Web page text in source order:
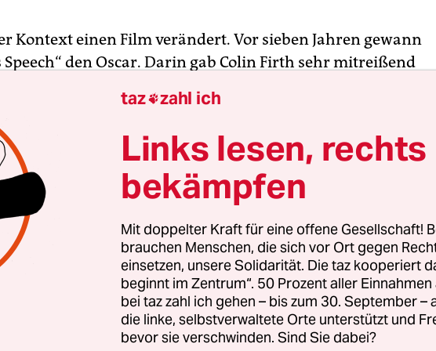
Kontext einen Film verändert. Vor sieben Jahren gewann
Speech“ den Oscar. Darin gab Colin Firth sehr mitreißend
1939 sein Volk per Radio ansprechen zu können. Es
ein packender Film, der zugleich aber hoffnungslos
erschien mit seinen im Übermaß vertrauten Techniken der
einer historischen Figur, die die anschließende
derselben nur noch pathetischer machte.
nun das gleiche Verfahren auf Winston Churchill an,
dunkelste Stunde“ kommt in seinem Zugriff keinesfalls
als „The King’s Speech“, zumal im Vergleich zu
Nolans „Dunkirk“, mit dem er die zeitliche Konzentration
Juni 1940 teilt. Aber dennoch scheint der heroisierende
taz zahl ich
Links lesen, rechts
bekämpfen
Mit doppelter Kraft für eine offene Gesellschaft!
brauchen Menschen, die sich vor Ort gegen
einsetzen, unsere Solidarität. Die taz kooperiert
beginnt im Zentrum“. 50 Prozent aller
bei taz zahl ich gehen – bis zum 30. September –
die linke, selbstverwaltete Orte unterstützt und
bevor sie verschwinden. Sind Sie dabei?